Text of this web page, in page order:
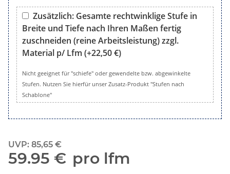
Zusätzlich: Gesamte rechtwinklige Stufe in
Breite und Tiefe nach Ihren Maßen fertig
zuschneiden (reine Arbeitsleistung) zzgl.
Material p/ Lfm (+22,50 €)
Zusätzlich: Gesamte rechtwinklige Stufe in Breite und
Nicht geeignet für "schiefe" oder gewendelte bzw. abgewinkelte
Stufen. Nutzen Sie hierfür unser Zusatz-Produkt "Stufen nach
Schablone"
UVP: 85,65 €
59.95 € pro lfm